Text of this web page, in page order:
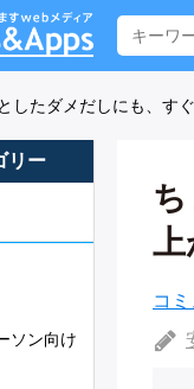
したダメだしにも、す
リー
ソン向け
上
コ